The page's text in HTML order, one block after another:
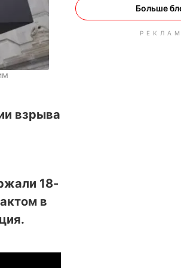
взрыва
18-
в
Больше